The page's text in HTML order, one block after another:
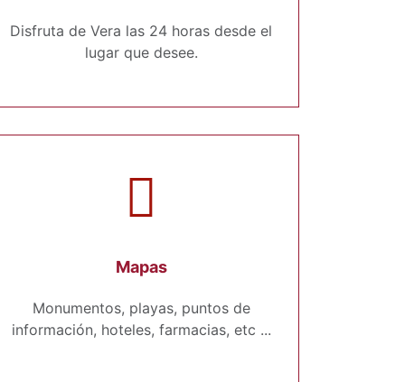
Disfruta de Vera las 24 horas desde el
lugar que desee.
Mapas
Monumentos, playas, puntos de
información, hoteles, farmacias, etc ...